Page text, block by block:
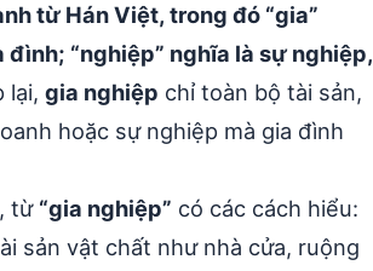
từ Hán Việt, trong đó “gia”
đình; “nghiệp” nghĩa là sự nghiệp,
lại, gia nghiệp chỉ toàn bộ tài sản,
hoặc sự nghiệp mà gia đình
từ “gia nghiệp” có các cách hiểu:
sản vật chất như nhà cửa, ruộng